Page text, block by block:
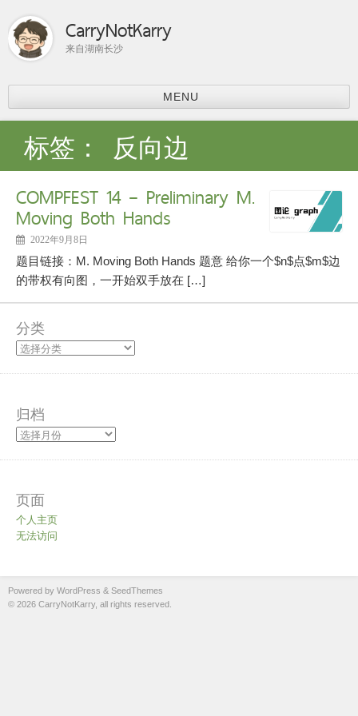
CarryNotKarry
来自湖南长沙
MENU
比赛总结
ACM-ICPC
分享
上课内容
课程学习
科研
论文阅读
个人主页
标签： 反向边
COMPFEST 14 – Preliminary M.
Moving Both Hands
2022年9月8日
题目链接：M. Moving Both Hands 题意 给你一个$n$点$m$边
的带权有向图，一开始双手放在 […]
分类
归档
页面
个人主页
无法访问
Powered by WordPress & SeedThemes
© 2026 CarryNotKarry, all rights reserved.